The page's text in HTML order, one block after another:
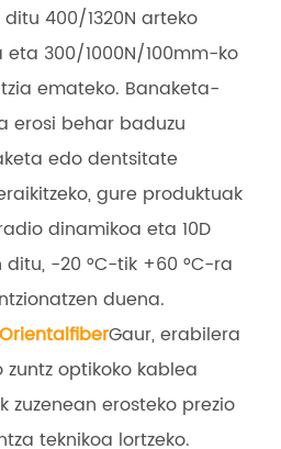
400/1320N arteko
300/1000N/100mm-ko
emateko. Banaketa-
erosi behar baduzu
edo dentsitate
gure produktuak
dinamikoa eta 10D
-20 °C-tik +60 °C-ra
duena.
Gaur, erabilera
optikoko kablea
erosteko prezio
teknikoa lortzeko.